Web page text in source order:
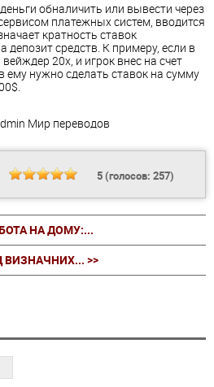
обналичить или вывести через
платежных систем, вводится
кратность ставок
депозит средств. К примеру, если в
20х, и игрок внес на счет
ему нужно сделать ставок на сумму
Мир переводов
5(голосов: 257)
НА ДОМУ:...
ВИЗНАЧНИХ... >>